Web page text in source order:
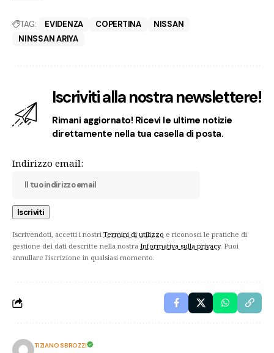
TAG: EVIDENZA COPERTINA
NISSAN
NINSSAN ARIYA
Iscriviti alla nostra newslettere!
Rimani aggiornato! Ricevi le ultime notizie
direttamente nella tua casella di posta.
Indirizzo email:
Iscrivendoti, accetti i nostri Termini di utilizzo e riconosci le pratiche di
gestione dei dati descritte nella nostra Informativa sulla privacy. Puoi
annullare l'iscrizione in qualsiasi momento.
TIZIANO SBROZZI